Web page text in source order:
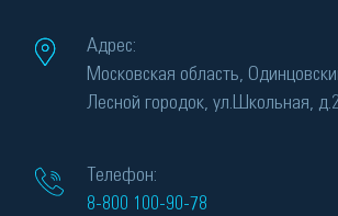
Адрес:
Московская область,
Лесной городок, ул.Школьная, д.2
Телефон:
8-800 100-90-78